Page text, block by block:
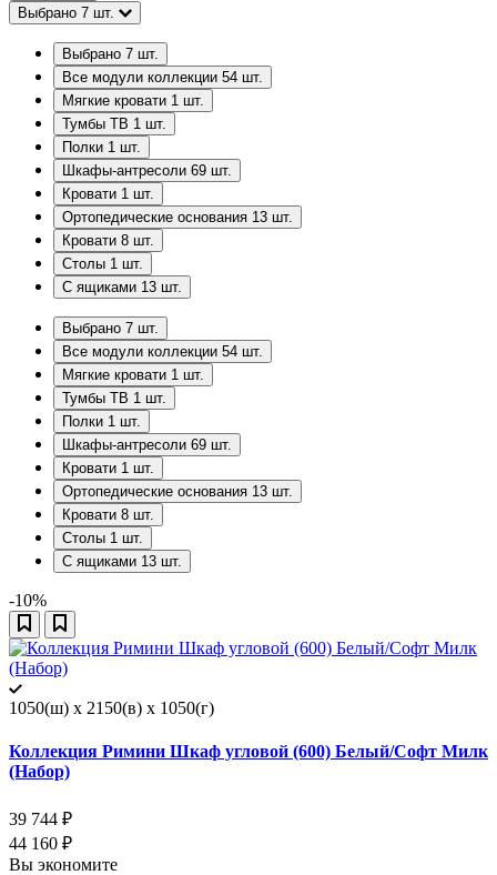
Выбрано 7 шт.
Выбрано 7 шт.
Все модули коллекции 54 шт.
Мягкие кровати 1 шт.
Тумбы ТВ 1 шт.
Полки 1 шт.
Шкафы-антресоли 69 шт.
Кровати 1 шт.
Ортопедические основания 13 шт.
Кровати 8 шт.
Столы 1 шт.
С ящиками 13 шт.
Выбрано 7 шт.
Все модули коллекции 54 шт.
Мягкие кровати 1 шт.
Тумбы ТВ 1 шт.
Полки 1 шт.
Шкафы-антресоли 69 шт.
Кровати 1 шт.
Ортопедические основания 13 шт.
Кровати 8 шт.
Столы 1 шт.
С ящиками 13 шт.
-10%
1050(ш) x 2150(в) x 1050(г)
Коллекция Римини Шкаф угловой (600) Белый/Софт Милк
(Набор)
39 744 ₽
44 160 ₽
Вы экономите